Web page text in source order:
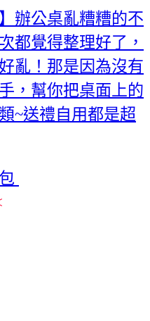
辦公桌亂糟糟的不
都覺得整理好了，
亂！那是因為沒有
，幫你把桌面上的
~送禮自用都是超